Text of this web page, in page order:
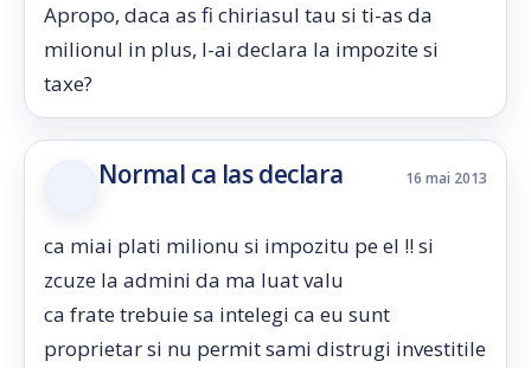
Apropo, daca as fi chiriasul tau si ti-as da
milionul in plus, l-ai declara la impozite si
taxe?
Normal ca las declara 16 mai 2013
ca miai plati milionu si impozitu pe el !! si
zcuze la admini da ma luat valu
ca frate trebuie sa intelegi ca eu sunt
proprietar si nu permit sami distrugi investitile